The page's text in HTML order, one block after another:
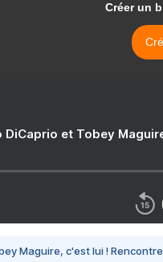
Créer un
DiCaprio et Tobey
Maguire, c'est lui !